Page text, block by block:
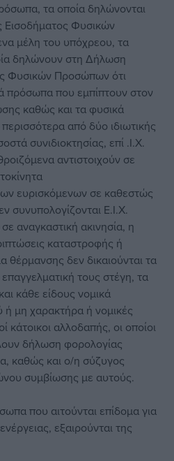
τα οποία δηλώνονται
Φυσικών
μέλη του υπόχρεου, τα
δηλώνουν στη Δήλωση
Φυσικών Προσώπων ότι
πρόσωπα που εμπίπτουν στον
καθώς και τα φυσικά
από δύο ιδιωτικής
συνιδιοκτησίας, επί .Ι.Χ.
αντιστοιχούν σε
ευρισκόμενων σε καθεστώς
συνυπολογίζονται Ε.Ι.Χ.
αναγκαστική ακινησία, η
καταστροφής ή
θέρμανσης δεν δικαιούνται τα
τους στέγη, τα
κάθε είδους νομικά
μη χαρακτήρα ή νομικές
κάτοικοι αλλοδαπής, οι οποίοι
δήλωση φορολογίας
καθώς και ο/η σύζυγος
συμβίωσης με αυτούς.
που αιτούνται επίδομα για
εξαιρούνται της